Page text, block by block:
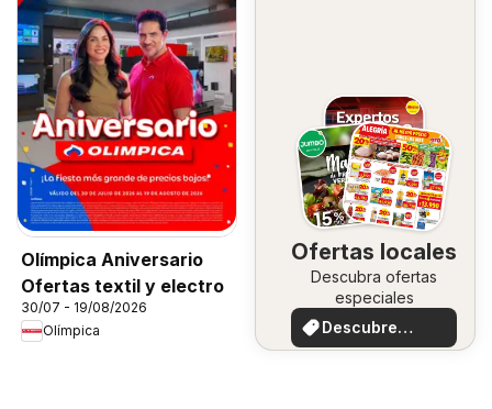
Olímpica Aniversario
Ofertas textil y electro
30/07 - 19/08/2026
Olímpica
Ofertas locales
Descubra ofertas
especiales
Descubre
ofertas